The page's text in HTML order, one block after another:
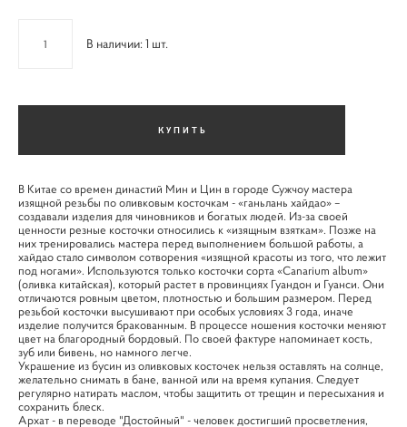
В наличии:1 шт.
КУПИТЬ
В Китае со времен династий Мин и Цин в городе Сужчоу мастера
изящной резьбы по оливковым косточкам - «ганьлань хайдао» –
создавали изделия для чиновников и богатых людей. Из-за своей
ценности резные косточки относились к «изящным взяткам». Позже на
них тренировались мастера перед выполнением большой работы, а
хайдао стало символом сотворения «изящной красоты из того, что лежит
под ногами». Используются только косточки сорта «Canarium album»
(оливка китайская), который растет в провинциях Гуандон и Гуанси. Они
отличаются ровным цветом, плотностью и большим размером. Перед
резьбой косточки высушивают при особых условиях 3 года, иначе
изделие получится бракованным. В процессе ношения косточки меняют
цвет на благородный бордовый. По своей фактуре напоминает кость,
зуб или бивень, но намного легче.
​Украшение из бусин из оливковых косточек нельзя оставлять на солнце,
желательно снимать в бане, ванной или на время купания. Следует
регулярно натирать маслом, чтобы защитить от трещин и пересыхания и
сохранить блеск.
Архат - в переводе "Достойный" - человек достигший просветления,